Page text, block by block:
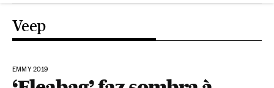
Veep
EMMY 2019